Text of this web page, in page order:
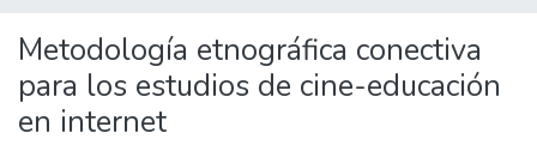
Frecuentes
Estadísticas
Metodología etnográfica conectiva
para los estudios de cine-educación
en internet